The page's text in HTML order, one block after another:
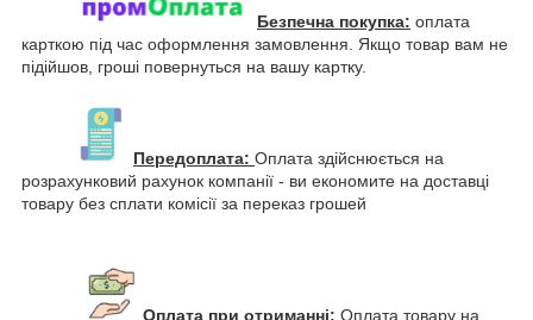
Безпечна покупка: оплата
карткою під час оформлення замовлення. Якщо товар вам не
підійшов, гроші повернуться на вашу картку.
Передоплата: Оплата здійснюється на
розрахунковий рахунок компанії - ви економите на доставці
товару без сплати комісії за переказ грошей
Оплата при отриманні: Оплата товару на